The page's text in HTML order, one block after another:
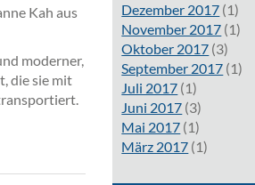
Kah aus
moderner,
die sie mit
Dezember 2017 (1)
November 2017 (1)
Oktober 2017 (3)
September 2017 (1)
Juli 2017 (1)
Juni 2017 (3)
Mai 2017 (1)
März 2017 (1)